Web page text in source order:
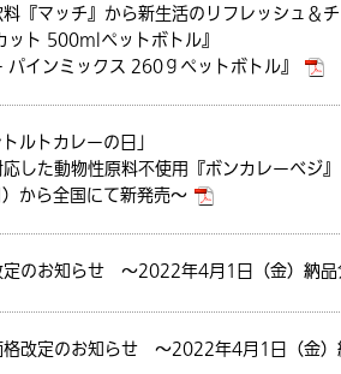
『マッチ』から新生活のリフレッシュ＆
ット 500mlペットボトル』
パインミックス 260ｇペットボトル』
ルトカレーの日」
した動物性原料不使用『ボンカレーベジ』
から全国にて新発売～
定のお知らせ ～2022年4月1日（金）納品
格改定のお知らせ ～2022年4月1日（金）